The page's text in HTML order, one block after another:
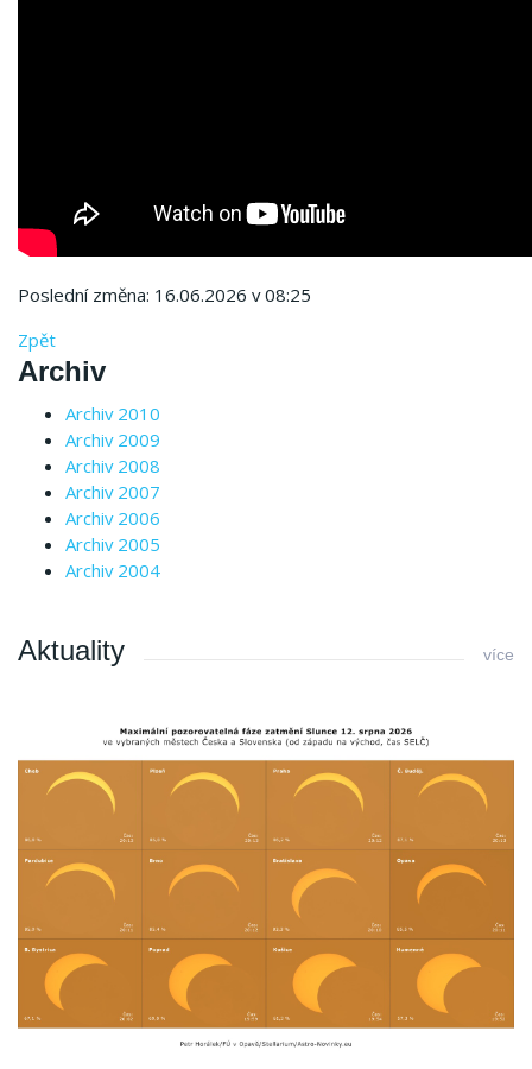
Poslední změna: 16.06.2026 v 08:25
Zpět
Archiv
Archiv 2010
Archiv 2009
Archiv 2008
Archiv 2007
Archiv 2006
Archiv 2005
Archiv 2004
Aktuality více